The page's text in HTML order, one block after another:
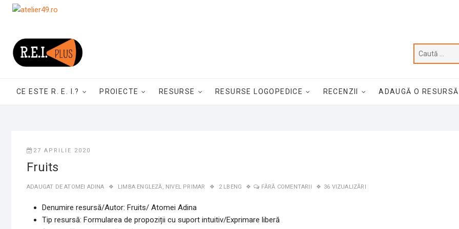
Skip
CE ESTE R. E. I.? PROIECTE RESURSE RESURSE LOGOPEDICE RECENZII ADAUGĂ O RESURSĂ
27 APRILIE 2020
Fruits
ADAUGAT DEATOMEI ADINA LIMBA ENGLEZĂ, NIVEL PRIMAR 2 LBENG FĂRĂ COMENTARII 36 VIZUALIZĂRI
Denumire resursă/Autor: Fruits/ Atomei Adina
Tip resursă: Formularea de propoziții cu suport intuitiv/Exprimare liberă